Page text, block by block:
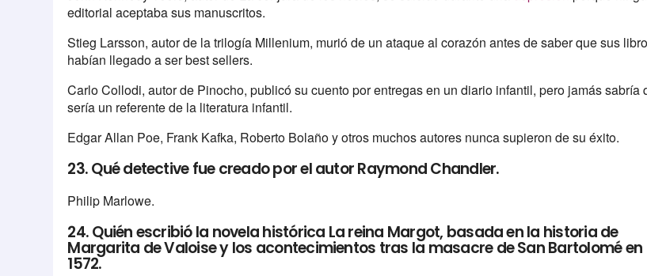
editorial aceptaba sus manuscritos.
Stieg Larsson, autor de la trilogía Millenium, murió de un ataque al corazón antes de saber que sus
habían llegado a ser best sellers.
Carlo Collodi, autor de Pinocho, publicó su cuento por entregas en un diario infantil, pero jamás sabría
sería un referente de la literatura infantil.
Edgar Allan Poe, Frank Kafka, Roberto Bolaño y otros muchos autores nunca supieron de su éxito.
23. Qué detective fue creado por el autor Raymond Chandler.
Philip Marlowe.
24. Quién escribió la novela histórica La reina Margot, basada en la historia de
Margarita de Valoise y los acontecimientos tras la masacre de San Bartolomé en
1572.